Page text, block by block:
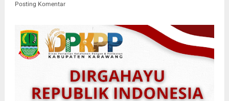
Posting Komentar